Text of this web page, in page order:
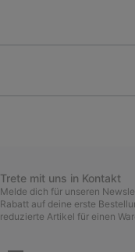
Trete mit uns in Kontakt
Melde dich für unseren
Rabatt auf deine erste
reduzierte Artikel für einen